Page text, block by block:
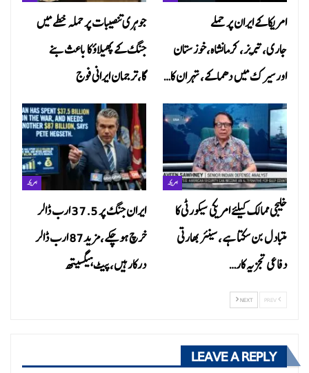
جوہری تنصیبات پر حملہ خطے میں
جنگ کے پھیلاؤ کا باعث بنے
گا،ترجمان ایرانی فوج
امریکا کے ایران پر حملے
جاری،تبریز، کرمانشاہ،خوزستان
اور سیرک میں دھماکے، تہران کا…
امریکہ
ایران جنگ پر 37.5 ارب ڈالر
خرچ ہوچکے،مزید87 ارب ڈالر
درکارہیں،پیٹ ہیگسیتھ
امریکہ
خلیجی ممالک کیلئے امریکی سیکورٹی کا
متبادل بن سکتا ہے ،سینئر بھارتی
دفاعی تجزیہ کار…
NEXT
LEAVE A REPLY